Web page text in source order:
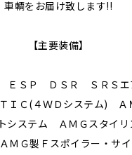
車輌をお届け致します!!
【主要装備】
ＳＰ ＤＳＲ ＳＲＳエ
ＩＣ(４ＷＤシステム) Ａ
システム ＡＭＧスタイリ
ＭＧ製Ｆスポイラー・サ